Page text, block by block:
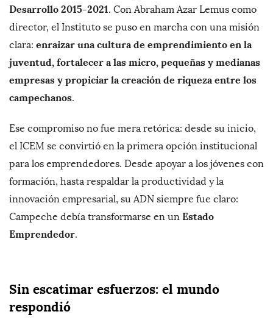
Desarrollo 2015-2021. Con Abraham Azar Lemus como
director, el Instituto se puso en marcha con una misión
clara: enraizar una cultura de emprendimiento en la
juventud, fortalecer a las micro, pequeñas y medianas
empresas y propiciar la creación de riqueza entre los
campechanos.
Ese compromiso no fue mera retórica: desde su inicio,
el ICEM se convirtió en la primera opción institucional
para los emprendedores. Desde apoyar a los jóvenes con
formación, hasta respaldar la productividad y la
innovación empresarial, su ADN siempre fue claro:
Campeche debía transformarse en un Estado
Emprendedor.
Sin escatimar esfuerzos: el mundo
respondió